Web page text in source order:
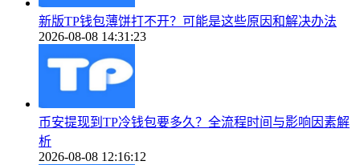
新版TP钱包薄饼打不开？可能是这些原因和解决办法
2026-08-08 14:31:23
币安提现到TP冷钱包要多久？全流程时间与影响因素解
析
2026-08-08 12:16:12